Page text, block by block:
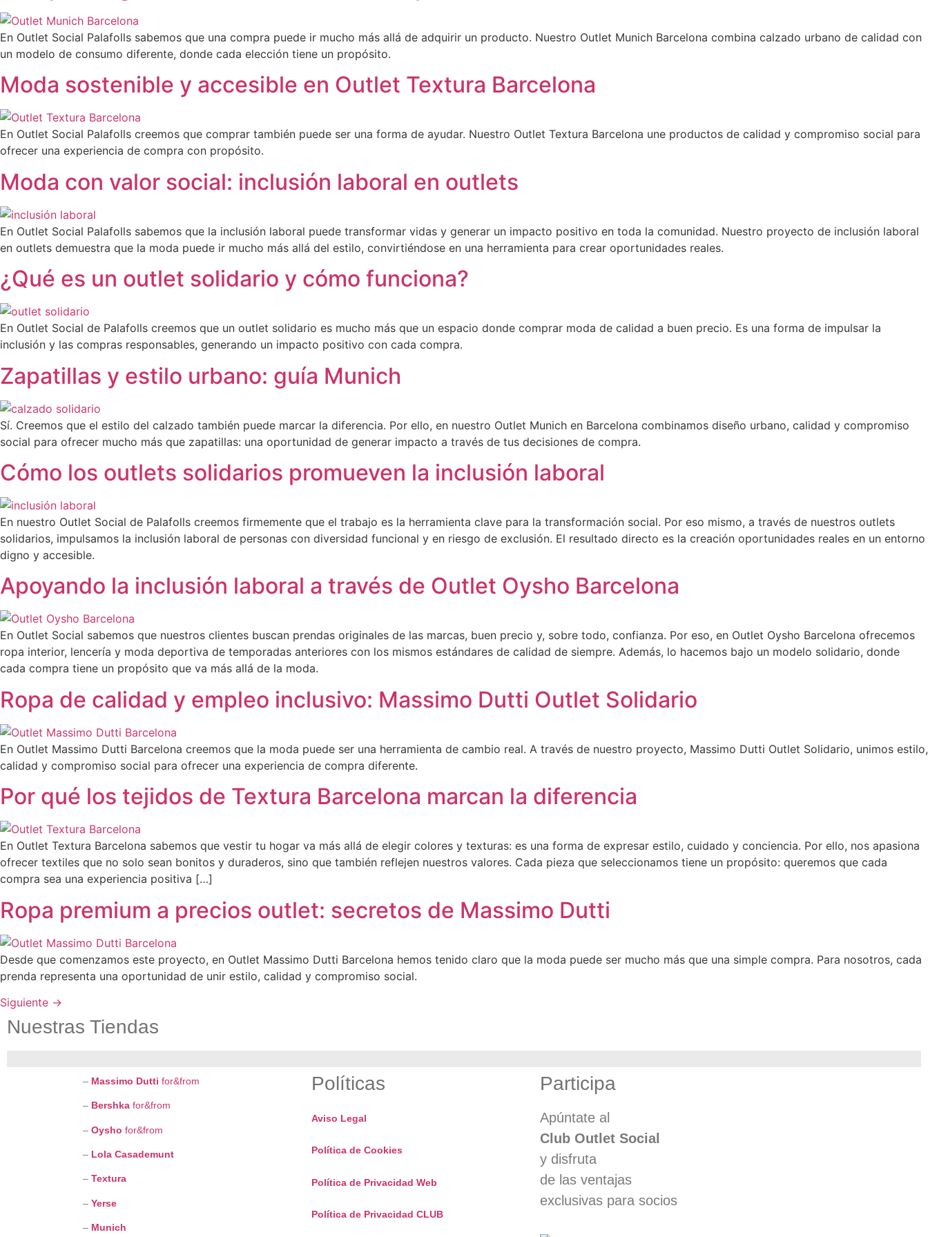
En Outlet Social Palafolls sabemos que una compra puede ir mucho más allá de adquirir un producto. Nuestro Outlet Munich Barcelona combina calzado urbano de calidad con
un modelo de consumo diferente, donde cada elección tiene un propósito.
Moda sostenible y accesible en Outlet Textura Barcelona
En Outlet Social Palafolls creemos que comprar también puede ser una forma de ayudar. Nuestro Outlet Textura Barcelona une productos de calidad y compromiso social para
ofrecer una experiencia de compra con propósito.
Moda con valor social: inclusión laboral en outlets
En Outlet Social Palafolls sabemos que la inclusión laboral puede transformar vidas y generar un impacto positivo en toda la comunidad. Nuestro proyecto de inclusión laboral
en outlets demuestra que la moda puede ir mucho más allá del estilo, convirtiéndose en una herramienta para crear oportunidades reales.
¿Qué es un outlet solidario y cómo funciona?
En Outlet Social de Palafolls creemos que un outlet solidario es mucho más que un espacio donde comprar moda de calidad a buen precio. Es una forma de impulsar la
inclusión y las compras responsables, generando un impacto positivo con cada compra.
Zapatillas y estilo urbano: guía Munich
Sí. Creemos que el estilo del calzado también puede marcar la diferencia. Por ello, en nuestro Outlet Munich en Barcelona combinamos diseño urbano, calidad y compromiso
social para ofrecer mucho más que zapatillas: una oportunidad de generar impacto a través de tus decisiones de compra.
Cómo los outlets solidarios promueven la inclusión laboral
En nuestro Outlet Social de Palafolls creemos firmemente que el trabajo es la herramienta clave para la transformación social. Por eso mismo, a través de nuestros outlets
solidarios, impulsamos la inclusión laboral de personas con diversidad funcional y en riesgo de exclusión. El resultado directo es la creación oportunidades reales en un entorno
digno y accesible.
Apoyando la inclusión laboral a través de Outlet Oysho Barcelona
En Outlet Social sabemos que nuestros clientes buscan prendas originales de las marcas, buen precio y, sobre todo, confianza. Por eso, en Outlet Oysho Barcelona ofrecemos
ropa interior, lencería y moda deportiva de temporadas anteriores con los mismos estándares de calidad de siempre. Además, lo hacemos bajo un modelo solidario, donde
cada compra tiene un propósito que va más allá de la moda.
Ropa de calidad y empleo inclusivo: Massimo Dutti Outlet Solidario
En Outlet Massimo Dutti Barcelona creemos que la moda puede ser una herramienta de cambio real. A través de nuestro proyecto, Massimo Dutti Outlet Solidario, unimos estilo,
calidad y compromiso social para ofrecer una experiencia de compra diferente.
Por qué los tejidos de Textura Barcelona marcan la diferencia
En Outlet Textura Barcelona sabemos que vestir tu hogar va más allá de elegir colores y texturas: es una forma de expresar estilo, cuidado y conciencia. Por ello, nos apasiona
ofrecer textiles que no solo sean bonitos y duraderos, sino que también reflejen nuestros valores. Cada pieza que seleccionamos tiene un propósito: queremos que cada
compra sea una experiencia positiva […]
Ropa premium a precios outlet: secretos de Massimo Dutti
Desde que comenzamos este proyecto, en Outlet Massimo Dutti Barcelona hemos tenido claro que la moda puede ser mucho más que una simple compra. Para nosotros, cada
prenda representa una oportunidad de unir estilo, calidad y compromiso social.
Siguiente →
Nuestras Tiendas
– Massimo Dutti for&from
– Bershka for&from
– Oysho for&from
– Lola Casademunt
– Textura
– Yerse
– Munich
Políticas
Aviso Legal
Política de Cookies
Política de Privacidad Web
Política de Privacidad CLUB
Participa
Apúntate al
Club Outlet Social
y disfruta
de las ventajas
exclusivas para socios